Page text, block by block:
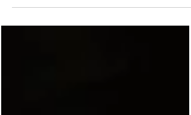
arrestati, recuperati oro e denaro